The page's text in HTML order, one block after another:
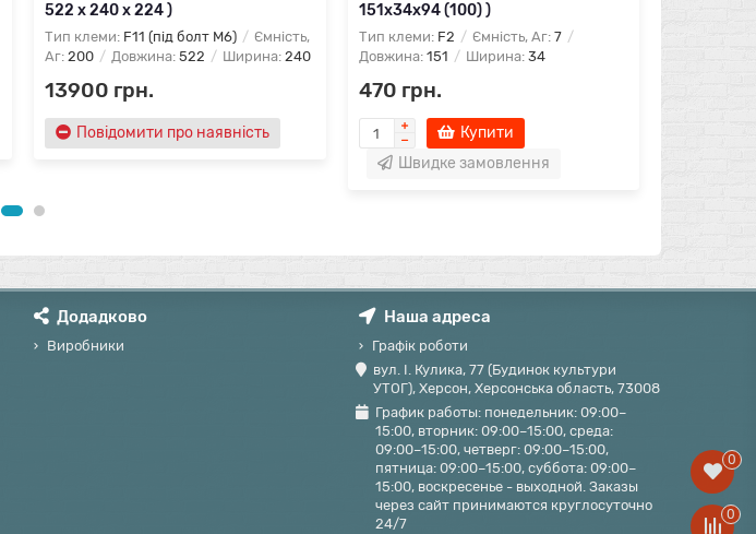
522 x 240 x 224 )
Тип клеми: F11 (під болт М6)
Ємність,
Аг: 200 Довжина: 522 Ширина: 240
13900 грн.
Повідомити про наявність
151х34х94 (100) )
Тип клеми: F2 Ємність, Аг: 7
Довжина: 151 Ширина: 34
470 грн.
Купити
Швидке замовлення
Додадково
Виробники
Наша адреса
Графік роботи
вул. І. Кулика, 77 (Будинок культури
УТОГ), Херсон, Херсонська область, 73008
График работы: понедельник: 09:00–
15:00, вторник: 09:00–15:00, среда:
09:00–15:00, четверг: 09:00–15:00,
пятница: 09:00–15:00, суббота: 09:00–
15:00, воскресенье - выходной. Заказы
через сайт принимаются круглосуточно
24/7
0
0